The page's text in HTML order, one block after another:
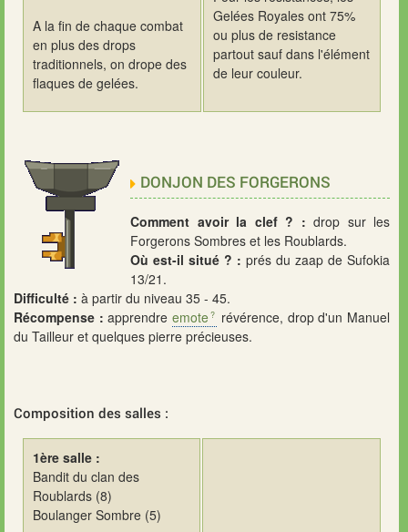
A la fin de chaque combat
en plus des drops
traditionnels, on drope des
flaques de gelées.
Gelées Royales ont 75%
ou plus de resistance
partout sauf dans l'élément
de leur couleur.
DONJON DES FORGERONS
Comment avoir la clef ? : drop sur les
Forgerons Sombres et les Roublards.
Où est-il situé ? : prés du zaap de Sufokia
13/21.
Difficulté : à partir du niveau 35 - 45.
Récompense : apprendreemote
révérence, drop d'un Manuel
du Tailleur et quelques pierre précieuses.
Composition des salles :
1ère salle :
Bandit du clan des
Roublards (8)
Boulanger Sombre (5)